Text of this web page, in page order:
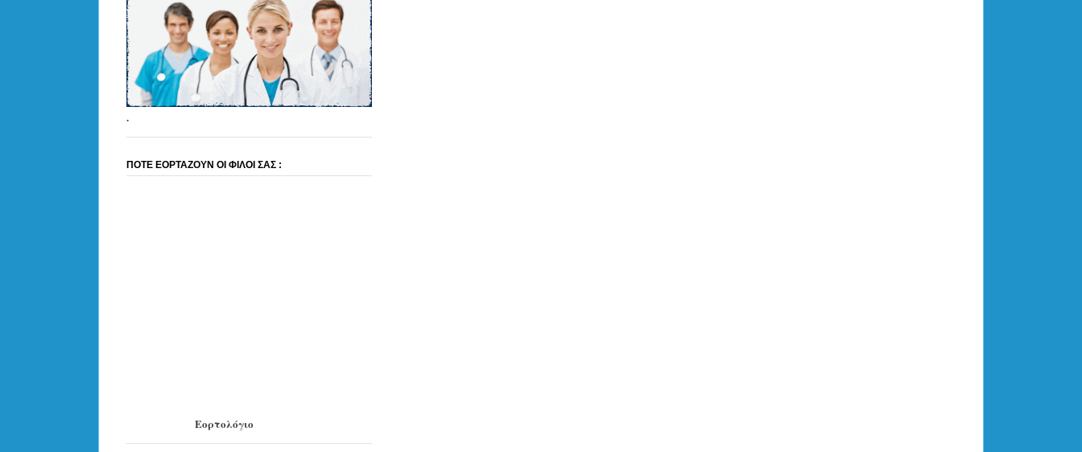
.
ΠΟΤΕ ΕΟΡΤΑΖΟΥΝ ΟΙ ΦΙΛΟΙ ΣΑΣ :
Εορτολόγιο